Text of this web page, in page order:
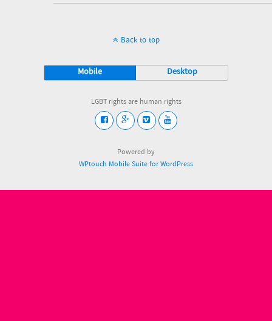
Back to top
Mobile Desktop
LGBT rights are human rights
Powered by
WPtouch Mobile Suite for WordPress